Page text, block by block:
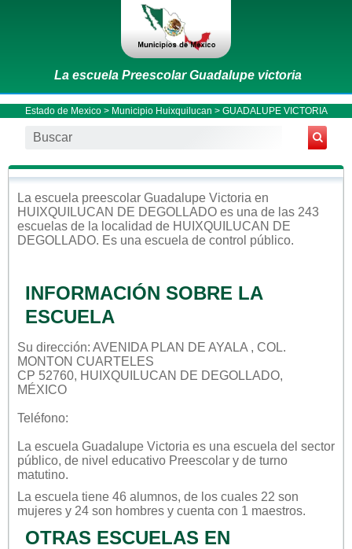
La escuela Preescolar Guadalupe victoria
Estado de Mexico> Municipio Huixquilucan > GUADALUPE VICTORIA
La escuela preescolar Guadalupe Victoria en
HUIXQUILUCAN DE DEGOLLADO es una de las 243
escuelas de la localidad de HUIXQUILUCAN DE
DEGOLLADO. Es una escuela de control público.
INFORMACIÓN SOBRE LA
ESCUELA
Su dirección: AVENIDA PLAN DE AYALA , COL.
MONTON CUARTELES
CP 52760, HUIXQUILUCAN DE DEGOLLADO,
MÉXICO
Teléfono:
La escuela Guadalupe Victoria es una escuela del sector
público, de nivel educativo Preescolar y de turno
matutino.
La escuela tiene 46 alumnos, de los cuales 22 son
mujeres y 24 son hombres y cuenta con 1 maestros.
OTRAS ESCUELAS EN